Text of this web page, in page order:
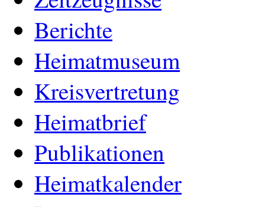
Berichte
Heimatmuseum
Kreisvertretung
Heimatbrief
Publikationen
Heimatkalender